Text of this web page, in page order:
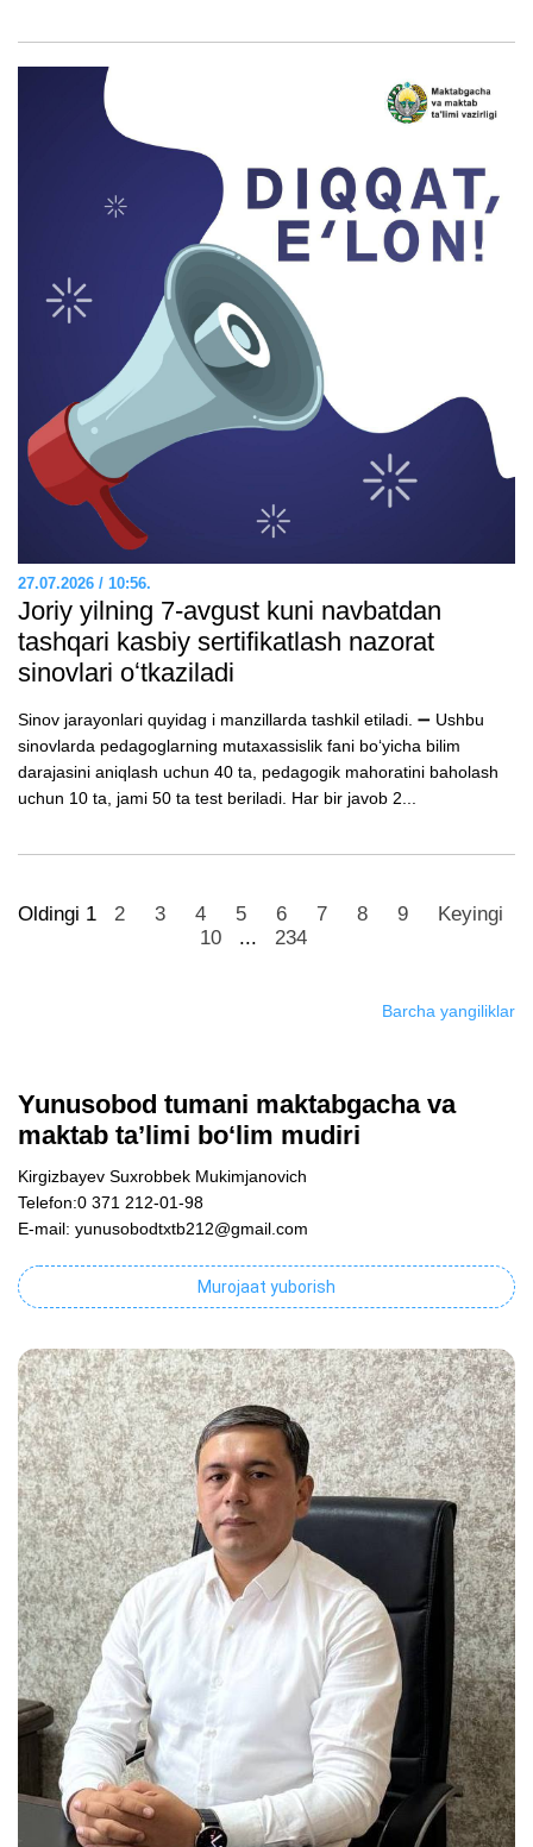
27.07.2026 / 10:56.
Joriy yilning 7-avgust kuni navbatdan
tashqari kasbiy sertifikatlash nazorat
sinovlari oʻtkaziladi
Sinov jarayonlari quyidag i manzillarda tashkil etiladi. ➖ Ushbu
sinovlarda pedagoglarning mutaxassislik fani boʻyicha bilim
darajasini aniqlash uchun 40 ta, pedagogik mahoratini baholash
uchun 10 ta, jami 50 ta test beriladi. Har bir javob 2...
Oldingi 1 2 3 4 5 6 7 8
9
10
... 234
Keyingi
Barcha yangiliklar
Yunusobod tumani maktabgacha va
maktab ta’limi bo‘lim mudiri
Kirgizbayev Suxrobbek Mukimjanovich
Telefon:0 371 212-01-98
E-mail: yunusobodtxtb212@gmail.com
Murojaat yuborish